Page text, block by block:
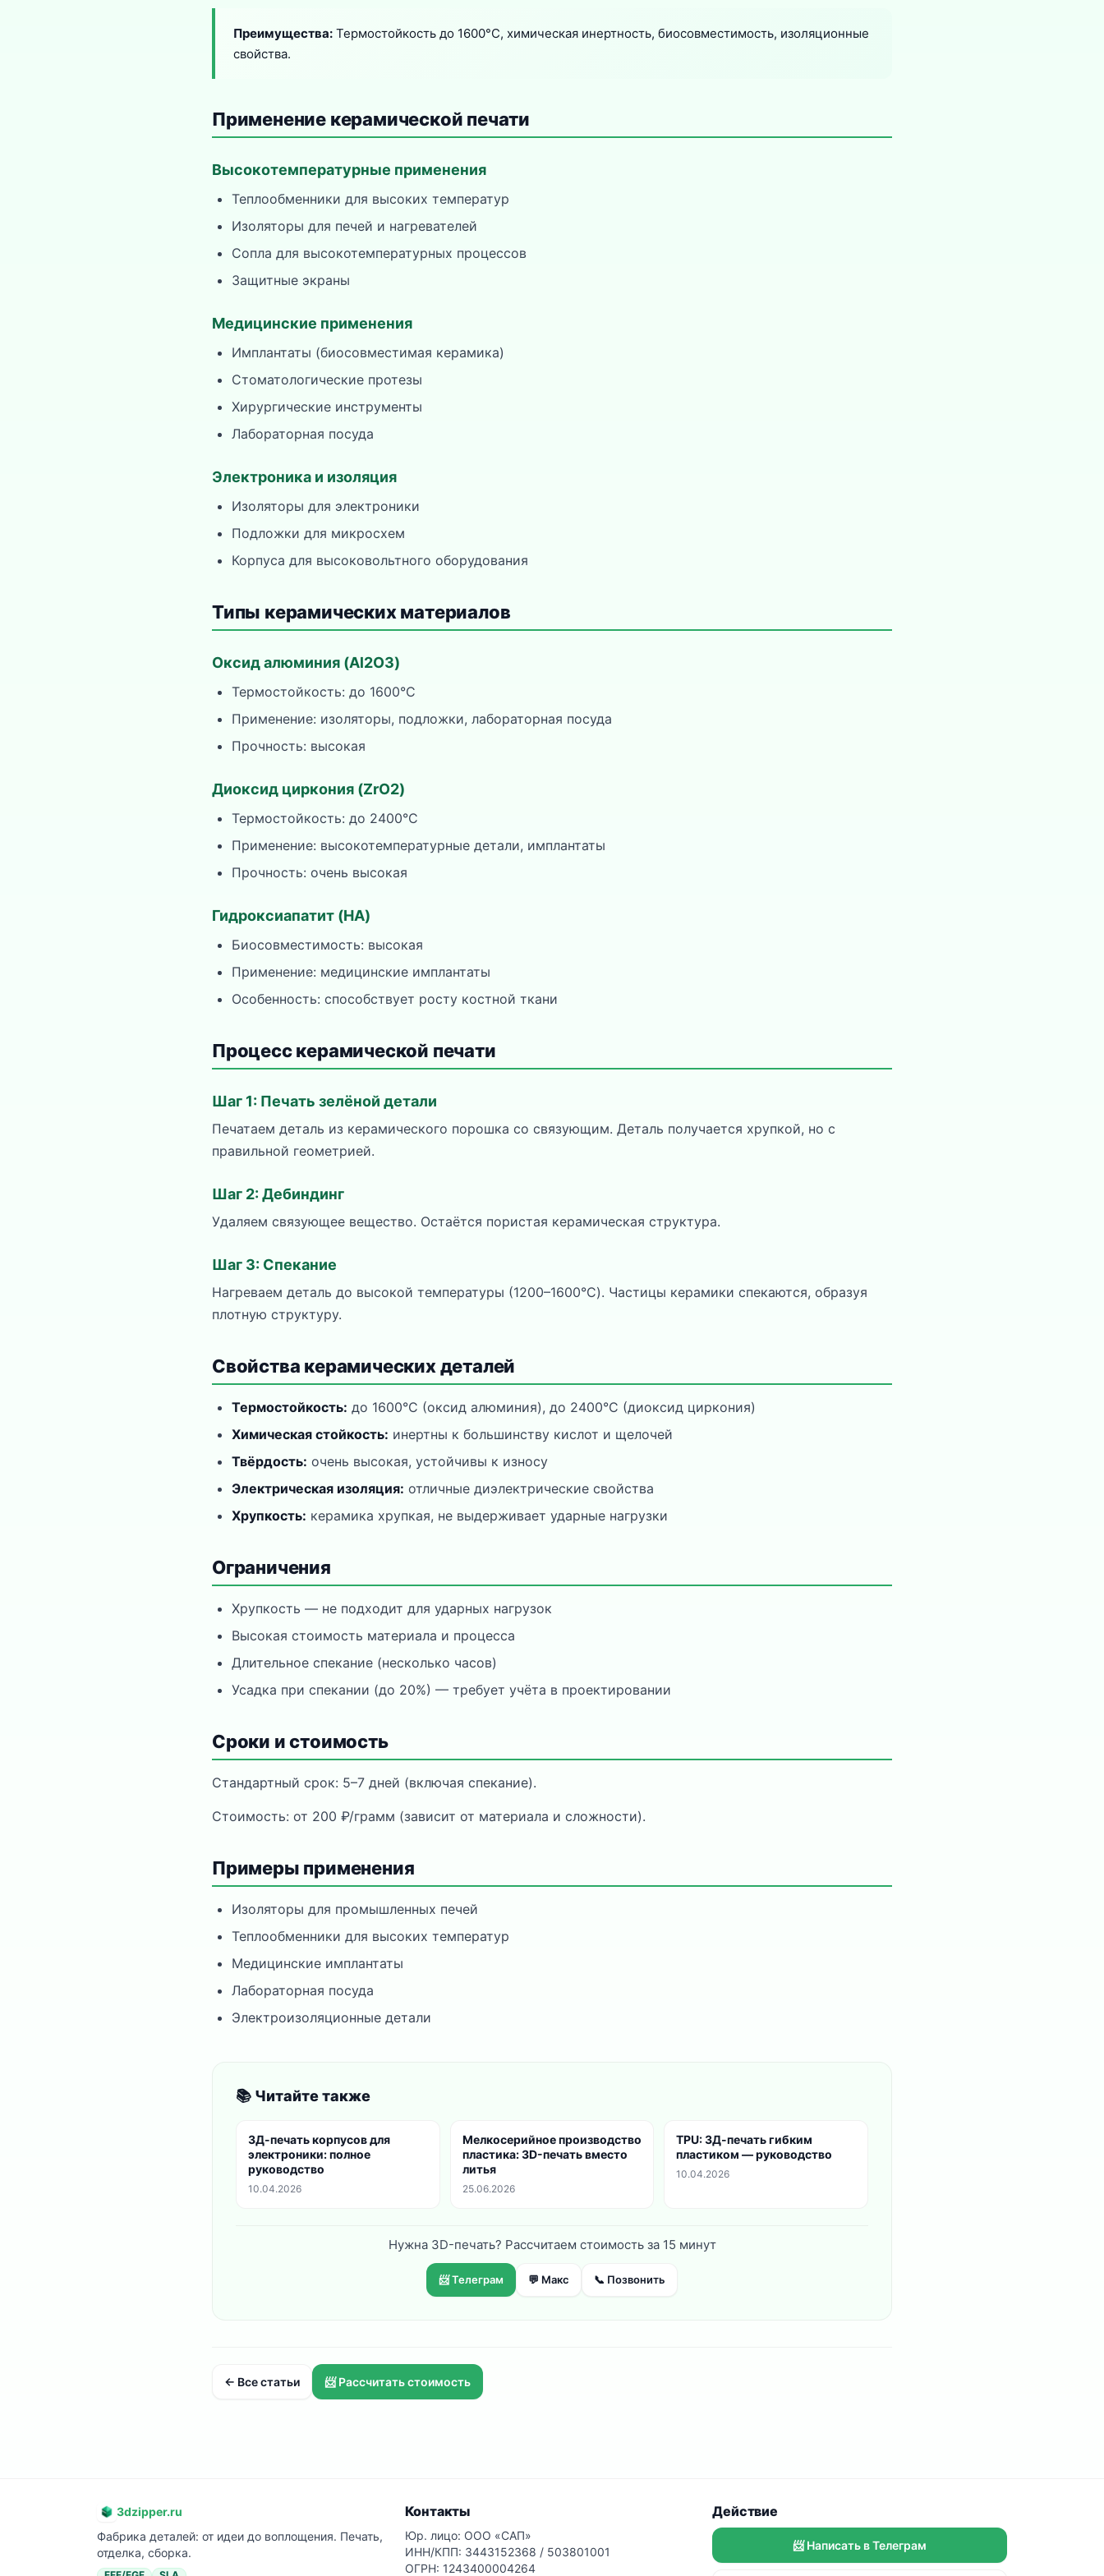
Преимущества: Термостойкость до 1600°C, химическая инертность, биосовместимость, изоляционные
свойства.
Применение керамической печати
Высокотемпературные применения
Теплообменники для высоких температур
Изоляторы для печей и нагревателей
Сопла для высокотемпературных процессов
Защитные экраны
Медицинские применения
Имплантаты (биосовместимая керамика)
Стоматологические протезы
Хирургические инструменты
Лабораторная посуда
Электроника и изоляция
Изоляторы для электроники
Подложки для микросхем
Корпуса для высоковольтного оборудования
Типы керамических материалов
Оксид алюминия (Al2O3)
Термостойкость: до 1600°C
Применение: изоляторы, подложки, лабораторная посуда
Прочность: высокая
Диоксид циркония (ZrO2)
Термостойкость: до 2400°C
Применение: высокотемпературные детали, имплантаты
Прочность: очень высокая
Гидроксиапатит (HA)
Биосовместимость: высокая
Применение: медицинские имплантаты
Особенность: способствует росту костной ткани
Процесс керамической печати
Шаг 1: Печать зелёной детали
Печатаем деталь из керамического порошка со связующим. Деталь получается хрупкой, но с
правильной геометрией.
Шаг 2: Дебиндинг
Удаляем связующее вещество. Остаётся пористая керамическая структура.
Шаг 3: Спекание
Нагреваем деталь до высокой температуры (1200–1600°C). Частицы керамики спекаются, образуя
плотную структуру.
Свойства керамических деталей
Термостойкость: до 1600°C (оксид алюминия), до 2400°C (диоксид циркония)
Химическая стойкость: инертны к большинству кислот и щелочей
Твёрдость: очень высокая, устойчивы к износу
Электрическая изоляция: отличные диэлектрические свойства
Хрупкость: керамика хрупкая, не выдерживает ударные нагрузки
Ограничения
Хрупкость — не подходит для ударных нагрузок
Высокая стоимость материала и процесса
Длительное спекание (несколько часов)
Усадка при спекании (до 20%) — требует учёта в проектировании
Сроки и стоимость
Стандартный срок: 5–7 дней (включая спекание).
Стоимость: от 200 ₽/грамм (зависит от материала и сложности).
Примеры применения
Изоляторы для промышленных печей
Теплообменники для высоких температур
Медицинские имплантаты
Лабораторная посуда
Электроизоляционные детали
📚 Читайте также
3Д-печать корпусов для
электроники: полное
руководство
10.04.2026
Мелкосерийное производство
пластика: 3D-печать вместо
литья
25.06.2026
TPU: 3Д-печать гибким
пластиком — руководство
10.04.2026
Нужна 3D-печать? Рассчитаем стоимость за 15 минут
📨 Телеграм 💬 Макс 📞 Позвонить
← Все статьи 📨 Рассчитать стоимость
3dzipper.ru
Фабрика деталей: от идеи до воплощения. Печать,
отделка, сборка.
Контакты
Юр. лицо: ООО «САП»
ИНН/КПП: 3443152368 / 503801001
ОГРН: 1243400004264
Действие
📨 Написать в Телеграм